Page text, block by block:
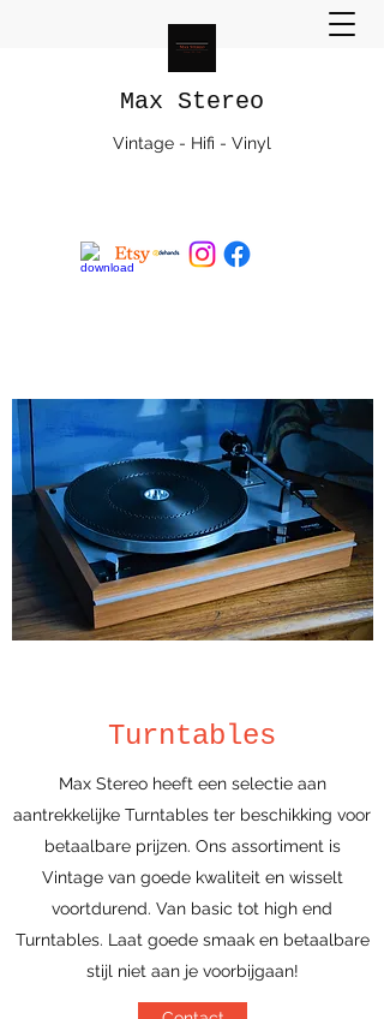
Max Stereo
Vintage - Hifi - Vinyl
Turntables
Max Stereo heeft een selectie aan
aantrekkelijke Turntables ter beschikking voor
betaalbare prijzen. Ons assortiment is
Vintage van goede kwaliteit en wisselt
voortdurend. Van basic tot high end
Turntables. Laat goede smaak en betaalbare
stijl niet aan je voorbijgaan!